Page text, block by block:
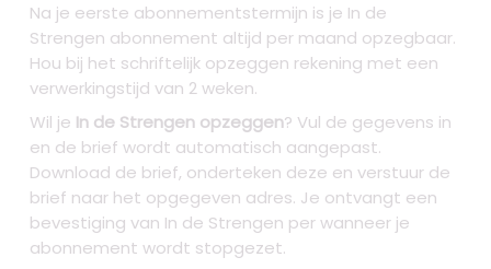
Na je eerste abonnementstermijn is je In de
Strengen abonnement altijd per maand opzegbaar.
Hou bij het schriftelijk opzeggen rekening met een
verwerkingstijd van 2 weken.
Wil je In de Strengen opzeggen? Vul de gegevens in
en de brief wordt automatisch aangepast.
Download de brief, onderteken deze en verstuur de
brief naar het opgegeven adres. Je ontvangt een
bevestiging van In de Strengen per wanneer je
abonnement wordt stopgezet.